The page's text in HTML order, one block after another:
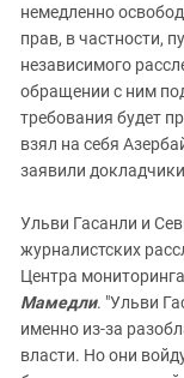
немедленно
прав, в частности,
независимого
обращении с ним
требования будет
взял на себя
заявили
Ульви Гасанли и
журналистских
Центра
Мамедли. "Ульви
именно из-за
власти. Но они